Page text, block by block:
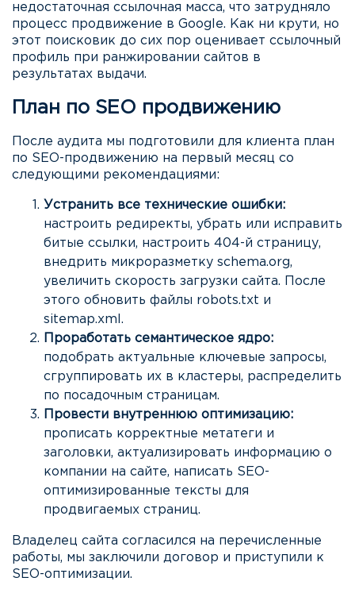
недостаточная ссылочная масса, что затрудняло
процесс продвижение в Google. Как ни крути, но
этот поисковик до сих пор оценивает ссылочный
профиль при ранжировании сайтов в
результатах выдачи.
План по SEO продвижению
После аудита мы подготовили для клиента план
по SEO-продвижению на первый месяц со
следующими рекомендациями:
Устранить все технические ошибки:
настроить редиректы, убрать или исправить
битые ссылки, настроить 404-й страницу,
внедрить микроразметку schema.org,
увеличить скорость загрузки сайта. После
этого обновить файлы robots.txt и
sitemap.xml.
Проработать семантическое ядро:
подобрать актуальные ключевые запросы,
сгруппировать их в кластеры, распределить
по посадочным страницам.
Провести внутреннюю оптимизацию:
прописать корректные метатеги и
заголовки, актуализировать информацию о
компании на сайте, написать SEO-
оптимизированные тексты для
продвигаемых страниц.
Владелец сайта согласился на перечисленные
работы, мы заключили договор и приступили к
SEO-оптимизации.